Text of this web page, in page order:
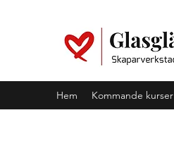
Hem Kommande kurser